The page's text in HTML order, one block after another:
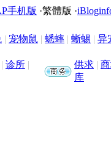
手机版 ·繁體版 ·
| 宠物鼠 | 蟋蟀 | 蜥蜴 | 异
| 诊所 |
供求 |
库